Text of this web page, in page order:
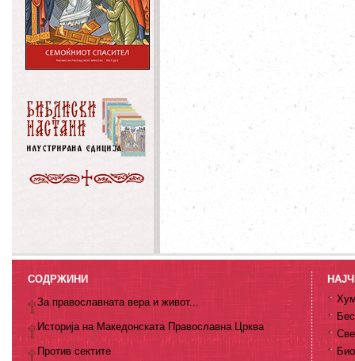
СОДРЖИНИ
За православната вера и живот...
Историја на Македонската Православна Црква
Против сектите